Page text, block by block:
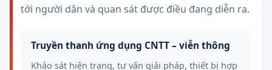
tới người dân và quan sát được điều đang diễn ra.
Truyền thanh ứng dụng CNTT – viễn thông
Khảo sát hiện trạng, tư vấn giải pháp, thiết bị hợp